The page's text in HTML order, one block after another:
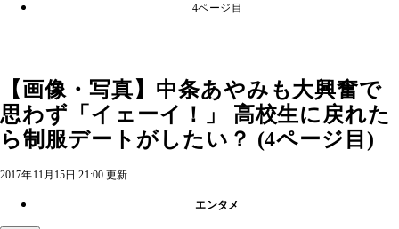
4ページ目
【画像・写真】中条あやみも大興奮で
思わず「イェーイ！」 高校生に戻れた
ら制服デートがしたい？ (4ページ目)
2017年11月15日 21:00 更新
エンタメ